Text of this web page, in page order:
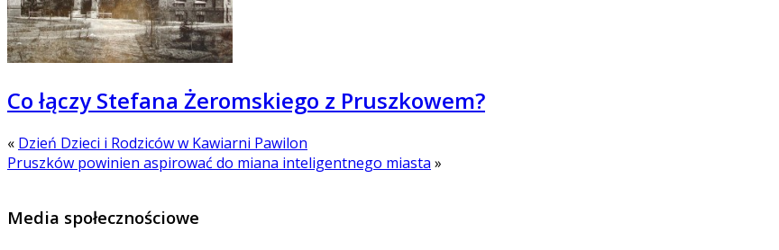
Co łączy Stefana Żeromskiego z Pruszkowem?
« Dzień Dzieci i Rodziców w Kawiarni Pawilon
Pruszków powinien aspirować do miana inteligentnego miasta »
Media społecznościowe